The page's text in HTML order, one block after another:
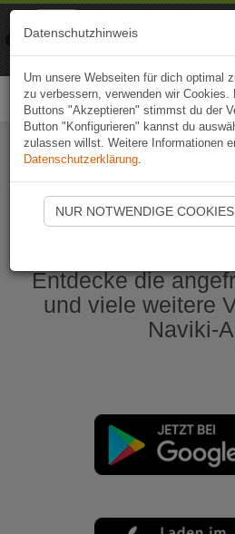
Naviki App
Entdecke die
und viele weitere
Naviki-
Datenschutzhinweis
Um unsere Webseiten für dich optimal
zu verbessern, verwenden wir Cookies.
Buttons "Akzeptieren" stimmst du der
Button "Konfigurieren" kannst du
zulassen willst. Weitere Informationen
Datenschutzerklärung.
NUR NOTWENDIGE COOKIES
Naviki